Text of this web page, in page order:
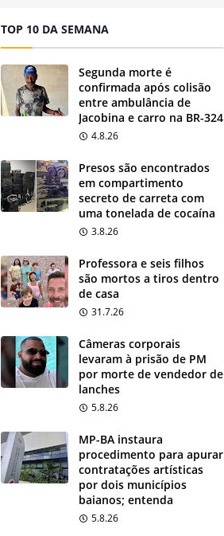
TOP 10 DA SEMANA
Segunda morte é
confirmada após colisão
entre ambulância de
Jacobina e carro na BR-324
4.8.26
Presos são encontrados
em compartimento
secreto de carreta com
uma tonelada de cocaína
3.8.26
Professora e seis filhos
são mortos a tiros dentro
de casa
31.7.26
Câmeras corporais
levaram à prisão de PM
por morte de vendedor de
lanches
5.8.26
MP-BA instaura
procedimento para apurar
contratações artísticas
por dois municípios
baianos; entenda
5.8.26